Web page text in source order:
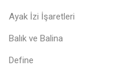
Ayak İzi İşaretleri
Balık ve Balina
Define